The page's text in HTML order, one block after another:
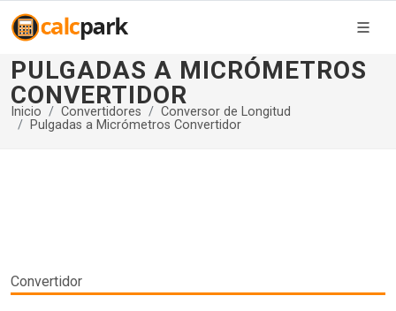
PULGADAS A MICRÓMETROS
CONVERTIDOR
Inicio Convertidores
Conversor de Longitud
Pulgadas a Micrómetros Convertidor
Convertidor